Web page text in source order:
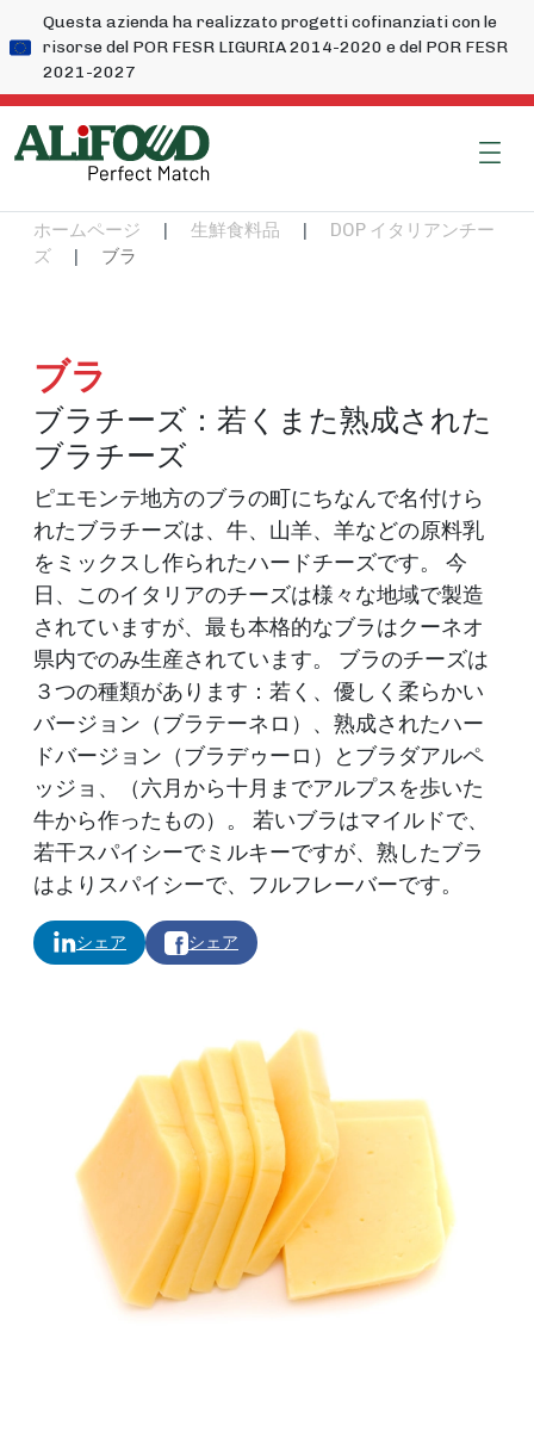
Questa azienda ha realizzato progetti cofinanziati con le
risorse del POR FESR LIGURIA 2014-2020 e del POR FESR
2021-2027
ホームページ | 生鮮食料品 |
DOP イタリアンチー
ズ
| ブラ
ブラ
ブラチーズ：若くまた熟成された
ブラチーズ
ピエモンテ地方のブラの町にちなんで名付けら
れたブラチーズは、牛、山羊、羊などの原料乳
をミックスし作られたハードチーズです。 今
日、このイタリアのチーズは様々な地域で製造
されていますが、最も本格的なブラはクーネオ
県内でのみ生産されています。 ブラのチーズは
３つの種類があります：若く、優しく柔らかい
バージョン（ブラテーネロ）、熟成されたハー
ドバージョン（ブラデゥーロ）とブラダアルペ
ッジョ、（六月から十月までアルプスを歩いた
牛から作ったもの）。 若いブラはマイルドで、
若干スパイシーでミルキーですが、熟したブラ
はよりスパイシーで、フルフレーバーです。
シェア シェア